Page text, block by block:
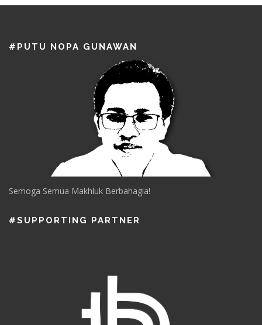
#PUTU NOPA GUNAWAN
Semoga Semua Makhluk Berbahagia!
#SUPPORTING PARTNER